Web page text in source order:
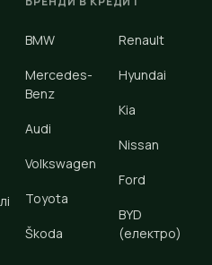
BMW
Mercedes-
Benz
Audi
Volkswagen
Toyota
Škoda
Renault
Hyundai
Kia
Nissan
Ford
BYD
(електро)